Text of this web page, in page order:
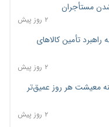
شدن مستأجران
۲ روز پیش
تأمین کالاهای
۲ روز پیش
معیشت هر روز عمیق‌تر
۲ روز پیش